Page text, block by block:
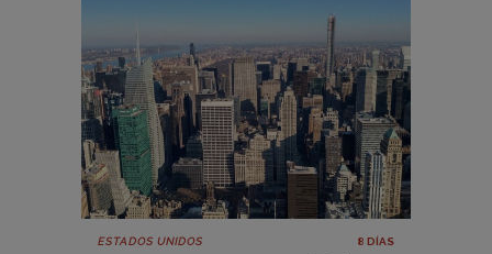
ESTADOS UNIDOS 8 DÍAS